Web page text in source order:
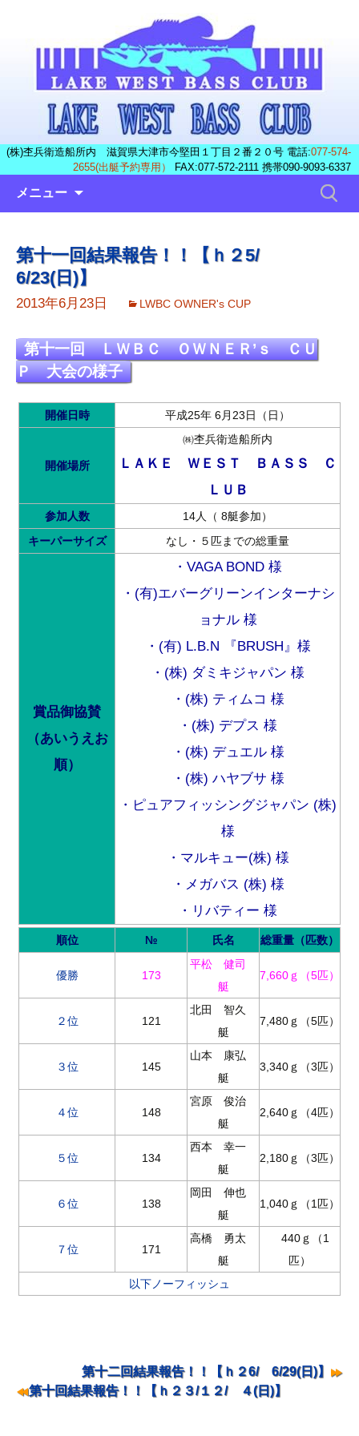
(株)杢兵衛造船所内 滋賀県大津市今堅田１丁目２番２０号 電話:077-574-
2655(出艇予約専用）
FAX:077-572-2111 携帯090-9093-6337
メニュー
ツ
へ
ス
ッ
プ
検
索:
第十一回結果報告！！【ｈ２5/
6/23(日)】
2013年6月23日 LWBC OWNER's CUP
第十一回 ＬＷＢＣ ＯＷＮＥＲ’ｓ ＣＵ
Ｐ 大会の様子
開催日時 平成25年 6月23日（日）
開催場所
㈱杢兵衛造船所内
ＬＡＫＥ ＷＥＳＴ ＢＡＳＳ Ｃ
ＬＵＢ
参加人数
14人（ 8艇参加）
キーパーサイズ
なし・５匹までの総重量
賞品御協賛
（あいうえお
順）
・VAGA BOND 様
・(有)エバーグリーンインターナシ
ョナル 様
・(有) L.B.N 『BRUSH』様
・(株) ダミキジャパン 様
・(株) ティムコ 様
・(株) デプス 様
・(株) デュエル 様
・(株) ハヤブサ 様
・ピュアフィッシングジャパン (株)
様
・マルキュー(株) 様
・メガバス (株) 様
・リバティー 様
順位 № 氏名 総重量（匹数）
優勝 173
平松 健司
艇
7,660ｇ（5匹）
２位 121
北田 智久
艇
7,480ｇ（5匹）
３位 145
山本 康弘
艇
3,340ｇ（3匹）
４位 148
宮原 俊治
艇
2,640ｇ（4匹）
５位 134
西本 幸一
艇
2,180ｇ（3匹）
６位 138
岡田 伸也
艇
1,040ｇ（1匹）
７位 171
高橋 勇太
艇
440ｇ（1
匹）
以下ノーフィッシュ
第十二回結果報告！！【ｈ２6/ 6/29(日)】
第十回結果報告！！【ｈ２３/１２/ ４(日)】